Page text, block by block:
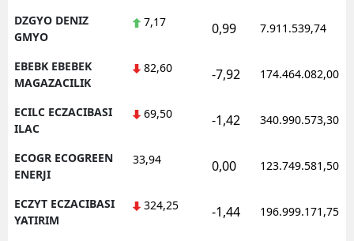
DZGYO DENIZ
GMYO
7,17 0,99 7.911.539,74
EBEBK EBEBEK
MAGAZACILIK
82,60 -7,92 174.464.082,00
ECILC ECZACIBASI
ILAC
69,50 -1,42 340.990.573,30
ECOGR ECOGREEN
ENERJI
33,94 0,00 123.749.581,50
ECZYT ECZACIBASI
YATIRIM
324,25 -1,44 196.999.171,75